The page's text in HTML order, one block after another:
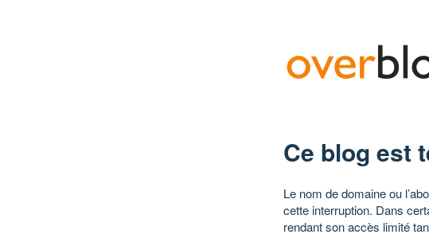
Ce blog est
Le nom de domaine ou
cette interruption. Dans
rendant son accès limité